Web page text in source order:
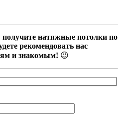
натяжные потолки по
рекомендовать нас
и знакомым! 😉